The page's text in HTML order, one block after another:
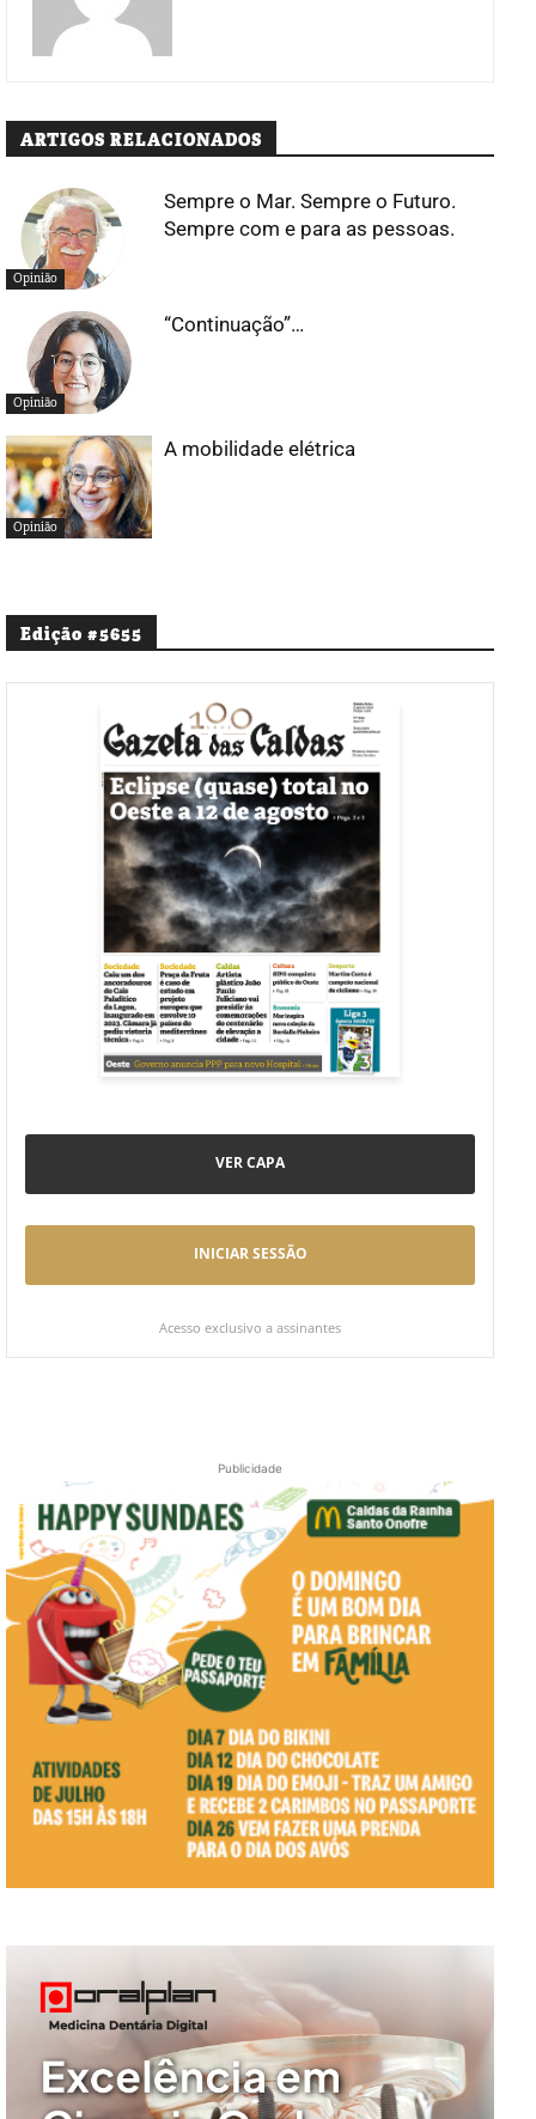
ARTIGOS RELACIONADOS
Opinião
Sempre o Mar. Sempre o Futuro.
Sempre com e para as pessoas.
Opinião
“Continuação”…
Opinião
A mobilidade elétrica
Edição #5655
VER CAPA
INICIAR SESSÃO
Acesso exclusivo a assinantes
Publicidade